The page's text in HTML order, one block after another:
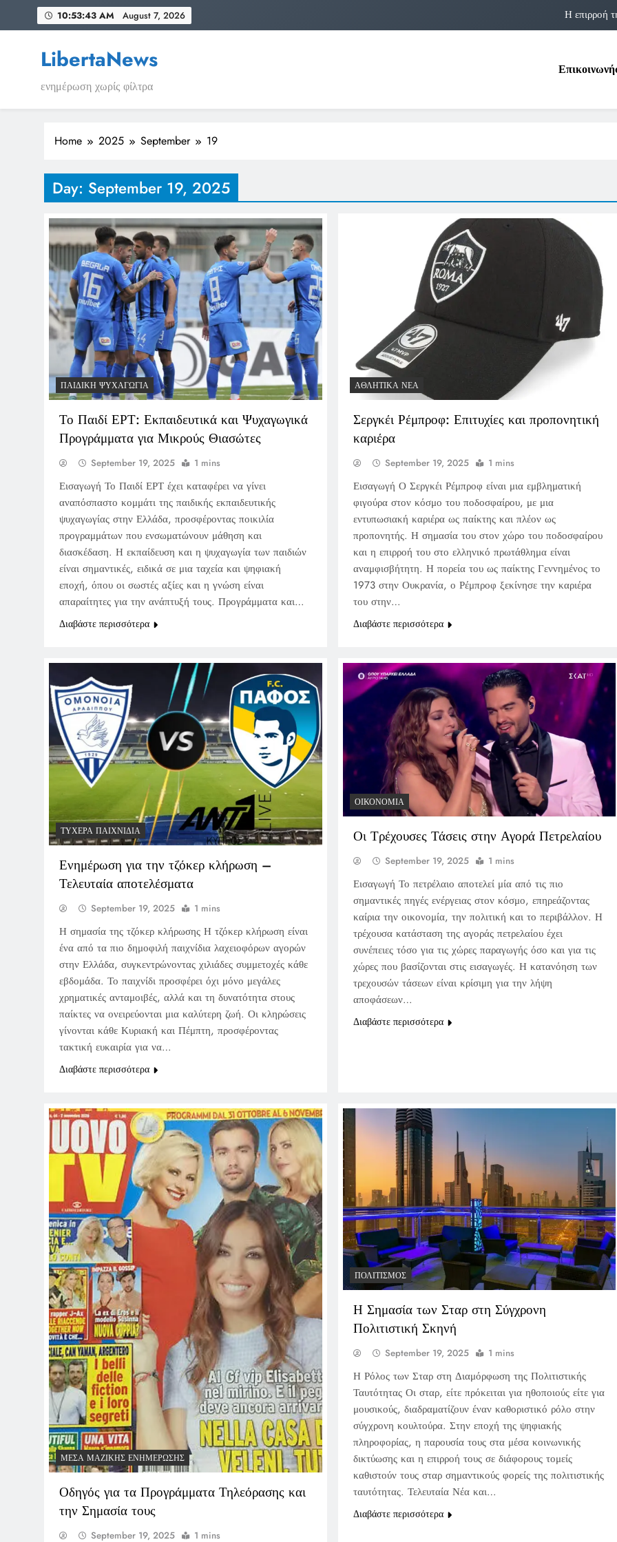
10:53:44 AM August 7, 2026
Η επιρροή
Η Δομνα Μιχαηλίδου και οι
Η επιρροή
Η αστρολογία
LibertaNews
ενημέρωση χωρίς φίλτρα
Home 2025 September 19
Day: September 19, 2025
ΠΑΙΔΙΚΉ ΨΥΧΑΓΩΓΊΑ
Το Παιδί ΕΡΤ: Εκπαιδευτικά και Ψυχαγωγικά
Προγράμματα για Μικρούς Θιασώτες
September 19, 2025 1 mins
Εισαγωγή Το Παιδί ΕΡΤ έχει καταφέρει να γίνει
αναπόσπαστο κομμάτι της παιδικής εκπαιδευτικής
ψυχαγωγίας στην Ελλάδα, προσφέροντας ποικιλία
προγραμμάτων που ενσωματώνουν μάθηση και
διασκέδαση. Η εκπαίδευση και η ψυχαγωγία των παιδιών
είναι σημαντικές, ειδικά σε μια ταχεία και ψηφιακή
εποχή, όπου οι σωστές αξίες και η γνώση είναι
απαραίτητες για την ανάπτυξή τους. Προγράμματα και…
Διαβάστε περισσότερα
ΑΘΛΗΤΙΚΆ ΝΈΑ
Σεργκέι Ρέμπροφ: Επιτυχίες και προπονητική
καριέρα
September 19, 2025 1 mins
Εισαγωγή Ο Σεργκέι Ρέμπροφ είναι μια εμβληματική
φιγούρα στον κόσμο του ποδοσφαίρου, με μια
εντυπωσιακή καριέρα ως παίκτης και πλέον ως
προπονητής. Η σημασία του στον χώρο του ποδοσφαίρου
και η επιρροή του στο ελληνικό πρωτάθλημα είναι
αναμφισβήτητη. Η πορεία του ως παίκτης Γεννημένος το
1973 στην Ουκρανία, ο Ρέμπροφ ξεκίνησε την καριέρα
του στην…
Διαβάστε περισσότερα
ΤΥΧΕΡΆ ΠΑΙΧΝΊΔΙΑ
Ενημέρωση για την τζόκερ κλήρωση –
Τελευταία αποτελέσματα
September 19, 2025 1 mins
Η σημασία της τζόκερ κλήρωσης Η τζόκερ κλήρωση είναι
ένα από τα πιο δημοφιλή παιχνίδια λαχειοφόρων αγορών
στην Ελλάδα, συγκεντρώνοντας χιλιάδες συμμετοχές κάθε
εβδομάδα. Το παιχνίδι προσφέρει όχι μόνο μεγάλες
χρηματικές ανταμοιβές, αλλά και τη δυνατότητα στους
παίκτες να ονειρεύονται μια καλύτερη ζωή. Οι κληρώσεις
γίνονται κάθε Κυριακή και Πέμπτη, προσφέροντας
τακτική ευκαιρία για να…
Διαβάστε περισσότερα
ΟΙΚΟΝΟΜΊΑ
Οι Τρέχουσες Τάσεις στην Αγορά Πετρελαίου
September 19, 2025 1 mins
Εισαγωγή Το πετρέλαιο αποτελεί μία από τις πιο
σημαντικές πηγές ενέργειας στον κόσμο, επηρεάζοντας
καίρια την οικονομία, την πολιτική και το περιβάλλον. Η
τρέχουσα κατάσταση της αγοράς πετρελαίου έχει
συνέπειες τόσο για τις χώρες παραγωγής όσο και για τις
χώρες που βασίζονται στις εισαγωγές. Η κατανόηση των
τρεχουσών τάσεων είναι κρίσιμη για την λήψη
αποφάσεων…
Διαβάστε περισσότερα
ΜΈΣΑ ΜΑΖΙΚΉΣ ΕΝΗΜΈΡΩΣΗΣ
Οδηγός για τα Προγράμματα Τηλεόρασης και
την Σημασία τους
September 19, 2025 1 mins
ΠΟΛΙΤΙΣΜΌΣ
Η Σημασία των Σταρ στη Σύγχρονη
Πολιτιστική Σκηνή
September 19, 2025 1 mins
Η Ρόλος των Σταρ στη Διαμόρφωση της Πολιτιστικής
Ταυτότητας Οι σταρ, είτε πρόκειται για ηθοποιούς είτε για
μουσικούς, διαδραματίζουν έναν καθοριστικό ρόλο στην
σύγχρονη κουλτούρα. Στην εποχή της ψηφιακής
πληροφορίας, η παρουσία τους στα μέσα κοινωνικής
δικτύωσης και η επιρροή τους σε διάφορους τομείς
καθιστούν τους σταρ σημαντικούς φορείς της πολιτιστικής
ταυτότητας. Τελευταία Νέα και…
Διαβάστε περισσότερα